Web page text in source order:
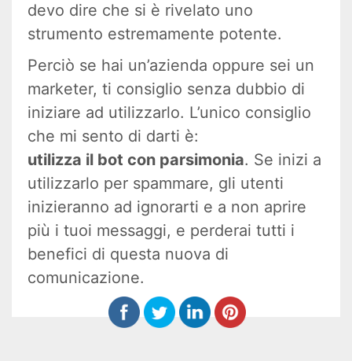
devo dire che si è rivelato uno
strumento estremamente potente.
Perciò se hai un’azienda oppure sei un
marketer, ti consiglio senza dubbio di
iniziare ad utilizzarlo. L’unico consiglio
che mi sento di darti è:
utilizza il bot con parsimonia. Se inizi a
utilizzarlo per spammare, gli utenti
inizieranno ad ignorarti e a non aprire
più i tuoi messaggi, e perderai tutti i
benefici di questa nuova di
comunicazione.